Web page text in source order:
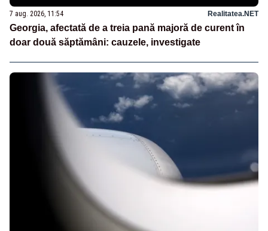
7 aug. 2026, 11:54 Realitatea.NET
Georgia, afectată de a treia pană majoră de curent în
doar două săptămâni: cauzele, investigate